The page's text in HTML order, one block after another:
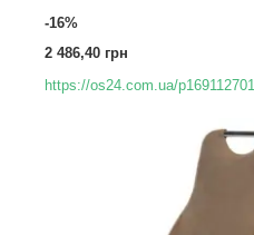
-16%
2 486,40 грн
https://os24.com.ua/